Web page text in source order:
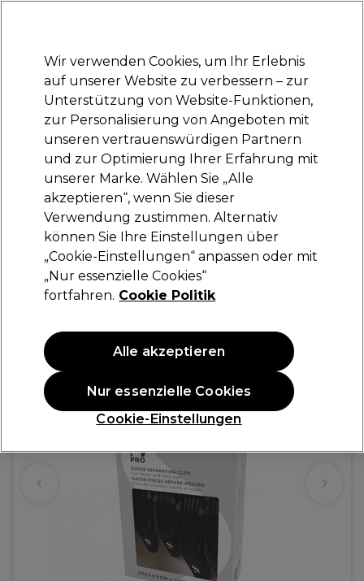
Anmelden
Marken Deals Haare Elektrogeräte Saloneinrichtung
Lieferung und Lieferzeiten
– mehr erfahren
S-PRO Strong Mix Abteilklammern Schwarz
7,75 €
ANGEBOT
Wir verwenden Cookies, um Ihr Erlebnis
auf unserer Website zu verbessern – zur
Unterstützung von Website-Funktionen,
zur Personalisierung von Angeboten mit
unseren vertrauenswürdigen Partnern
und zur Optimierung Ihrer Erfahrung mit
unserer Marke. Wählen Sie „Alle
akzeptieren“, wenn Sie dieser
Verwendung zustimmen. Alternativ
können Sie Ihre Einstellungen über
„Cookie-Einstellungen“ anpassen oder mit
„Nur essenzielle Cookies“
fortfahren. Cookie Politik
Cookie-Einstellungen
Nur essenzielle Cookies
Alle akzeptieren